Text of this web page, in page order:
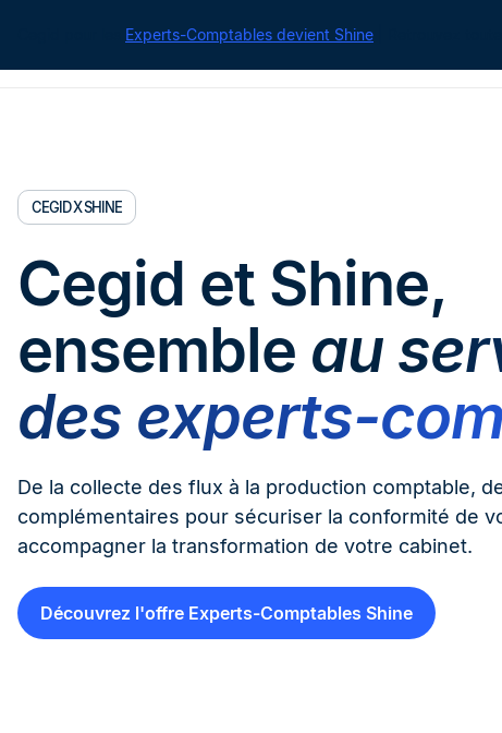
Experts-Comptables devient Shine
CEGID X SHINE
Cegid et Shine,
ensemble au
des experts-
De la collecte des flux à la production comptable,
complémentaires pour sécuriser la conformité de
accompagner la transformation de votre cabinet.
Découvrez l'offre Experts-Comptables Shine